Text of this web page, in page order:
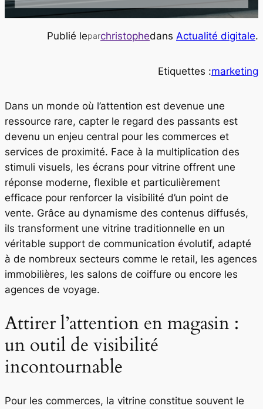
Publié leparchristophedans Actualité digitale.
Etiquettes :marketing
Dans un monde où l’attention est devenue une
ressource rare, capter le regard des passants est
devenu un enjeu central pour les commerces et
services de proximité. Face à la multiplication des
stimuli visuels, les écrans pour vitrine offrent une
réponse moderne, flexible et particulièrement
efficace pour renforcer la visibilité d’un point de
vente. Grâce au dynamisme des contenus diffusés,
ils transforment une vitrine traditionnelle en un
véritable support de communication évolutif, adapté
à de nombreux secteurs comme le retail, les agences
immobilières, les salons de coiffure ou encore les
agences de voyage.
Attirer l’attention en magasin :
un outil de visibilité
incontournable
Pour les commerces, la vitrine constitue souvent le